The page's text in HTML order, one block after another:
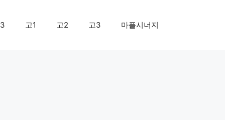
고1 고2 고3 마플시너지